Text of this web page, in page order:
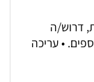
דרוש/ה
• עריכה